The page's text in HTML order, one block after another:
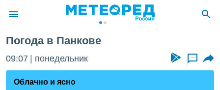
о
Погода в Панкове
09:07 понедельник ...
Облачно и ясно